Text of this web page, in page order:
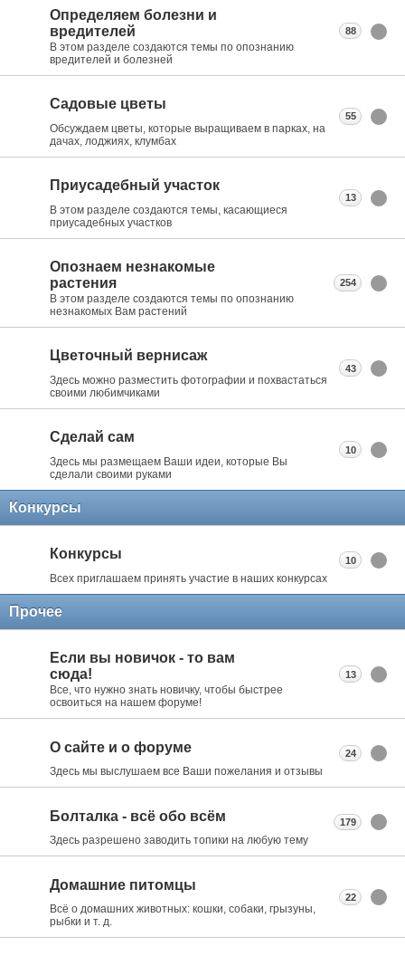
Определяем болезни и
вредителей
В этом разделе создаются темы по опознанию
вредителей и болезней
88
Садовые цветы
Обсуждаем цветы, которые выращиваем в парках, на
дачах, лоджиях, клумбах
55
Приусадебный участок
В этом разделе создаются темы, касающиеся
приусадебных участков
13
Опознаем незнакомые
растения
В этом разделе создаются темы по опознанию
незнакомых Вам растений
254
Цветочный вернисаж
Здесь можно разместить фотографии и похвастаться
своими любимчиками
43
Сделай сам
Здесь мы размещаем Ваши идеи, которые Вы
сделали своими руками
10
Конкурсы
Конкурсы
Всех приглашаем принять участие в наших конкурсах
10
Прочее
Если вы новичок - то вам
сюда!
Все, что нужно знать новичку, чтобы быстрее
освоиться на нашем форуме!
13
О сайте и о форуме
Здесь мы выслушаем все Ваши пожелания и отзывы
24
Болталка - всё обо всём
Здесь разрешено заводить топики на любую тему
179
Домашние питомцы
Всё о домашних животных: кошки, собаки, грызуны,
рыбки и т. д.
22